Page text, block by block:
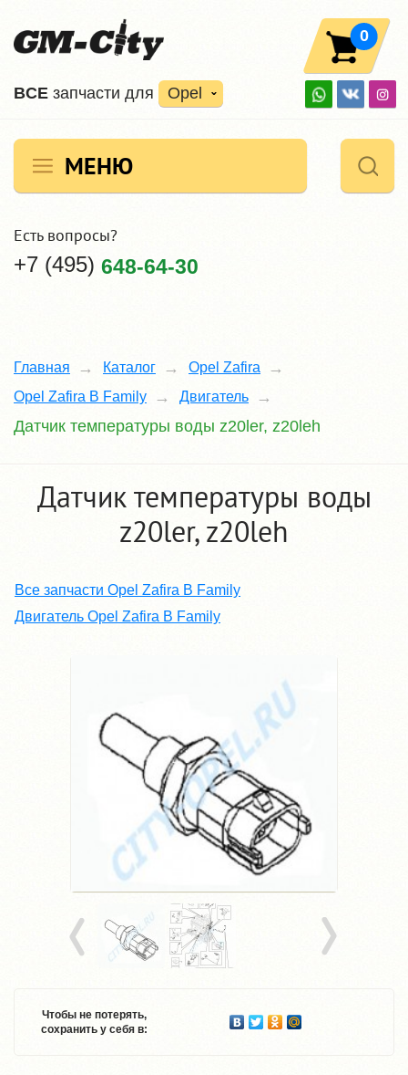
ВCE запчасти для Opel
0
МЕНЮ
Есть вопросы?
+7 (495) 648-64-30
Главная Каталог
Opel Zafira
Opel Zafira B Family
Двигатель
Датчик температуры воды z20ler, z20leh
Датчик температуры воды
z20ler, z20leh
Все запчасти Opel Zafira B Family
Двигатель Opel Zafira B Family
Чтобы не потерять,
сохранить у себя в: